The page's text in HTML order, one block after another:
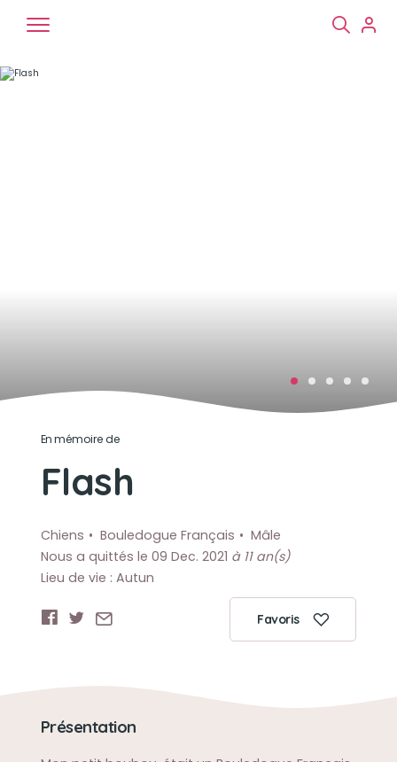
En mémoire de
Flash
Chiens Bouledogue Français
Mâle
Nous a quittés le 09 Dec. 2021 à 11 an(s)
Lieu de vie : Autun
Favoris
Présentation